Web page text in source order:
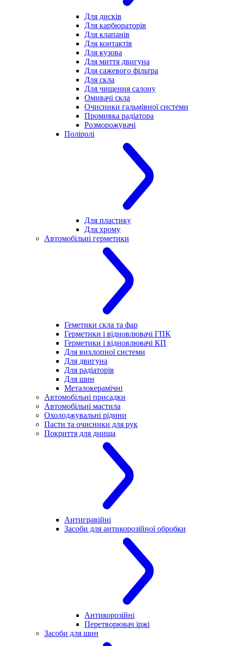
Для дисків
Для карбюраторів
Для клапанів
Для контактів
Для кузова
Для миття двигуна
Для сажевого фільтра
Для скла
Для чищення салону
Омивачі скла
Очисники гальмівної системи
Промивка радіатора
Розморожувачі
Поліролі
Для пластику
Для хрому
Автомобільні герметики
Геметики скла та фар
Герметики і відновлювачі ГПК
Герметики і відновлювачі КП
Для вихлопної системи
Для двигуна
Для радіаторів
Для шин
Металокерамічні
Автомобільні присадки
Автомобільні мастила
Охолоджувальні рідини
Пасти та очисники для рук
Покриття для днища
Антигравійні
Засоби для антикорозійної обробки
Антикорозійні
Перетворювач іржі
Засоби для шин